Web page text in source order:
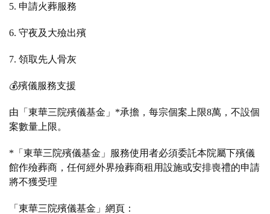
5. 申請火葬服務
6. 守夜及大殮出殯
7. 領取先人骨灰
💰殯儀服務支援
由「東華三院殯儀基金」*承擔，每宗個案上限8萬，不設個
案數量上限。
*「東華三院殯儀基金」服務使用者必須委託本院屬下殯儀
館作殮葬商，任何經外界殮葬商租用設施或安排喪禮的申請
將不獲受理
「東華三院殯儀基金」網頁：